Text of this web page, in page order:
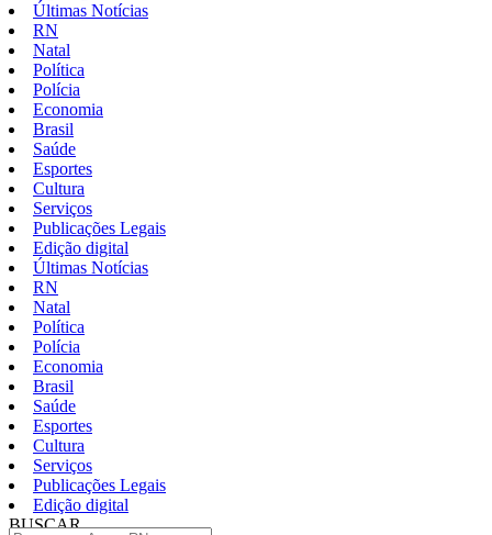
Últimas Notícias
RN
Natal
Política
Polícia
Economia
Brasil
Saúde
Esportes
Cultura
Serviços
Publicações Legais
Edição digital
Últimas Notícias
RN
Natal
Política
Polícia
Economia
Brasil
Saúde
Esportes
Cultura
Serviços
Publicações Legais
Edição digital
BUSCAR